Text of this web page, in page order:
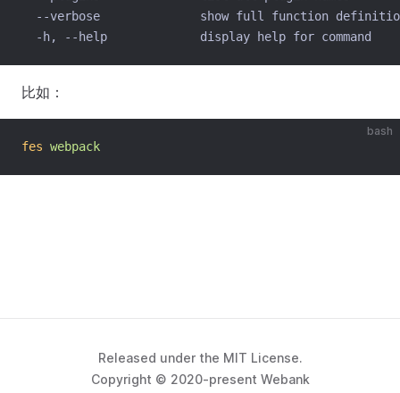
--verbose              show full function
  -h, --help             display help for command
比如：
bash
fes webpack
Released under the MIT License.
Copyright © 2020-present Webank